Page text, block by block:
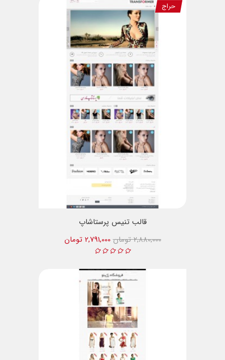
حراج
قالب تنیس پرستاشاپ
2,791,000 تومان
2,880,000 تومان